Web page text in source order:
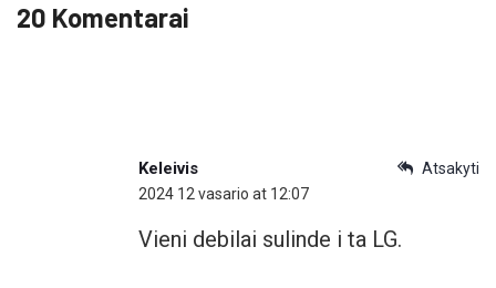
20 Komentarai
Atsakyti
Keleivis
2024 12 vasario at 12:07
Vieni debilai sulinde i ta LG.